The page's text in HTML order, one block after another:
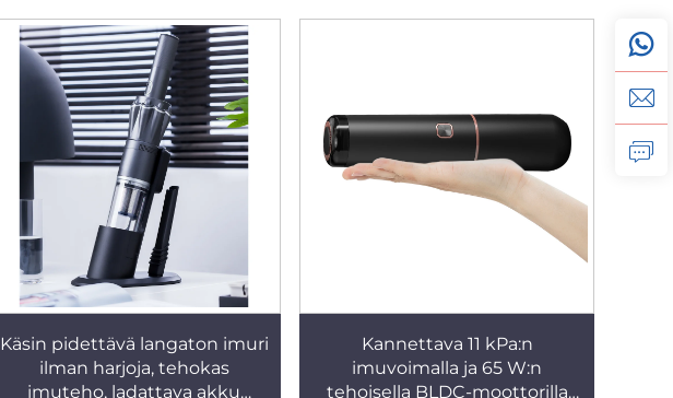
kuivaimuri, automaattinen,
USB-akku, alhainen melutaso,
käytettävissä hotelleissa ja
kotitalouksissa
Käsin pidettävä langaton imuri
ilman harjoja, tehokas
imuteho, ladattava akku
Kannettava 11 kPa:n
imuvoimalla ja 65 W:n
tehoisella BLDC-moottorilla